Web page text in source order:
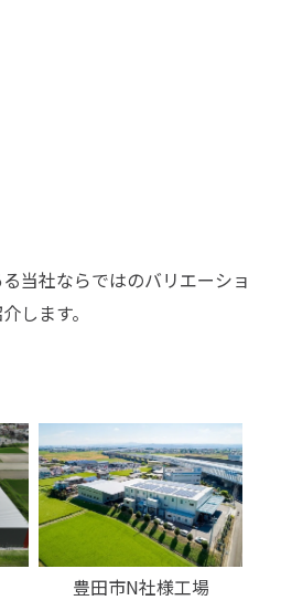
当社ならではのバリエーショ
します。
豊田市N社様工場